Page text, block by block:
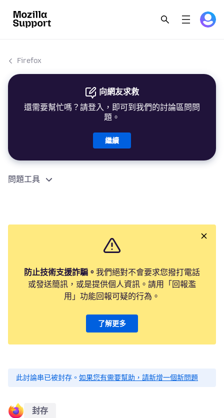
Firefox
向網友求救
還需要幫忙嗎？請登入，即可到我們的討論區問問
題。
繼續
問題工具
防止技術支援詐騙。 我們絕對不會要求您撥打電話
或發送簡訊，或是提供個人資訊。請用「回報濫
用」功能回報可疑的行為。
了解更多
此討論串已被封存。 如果您有需要幫助，請新增一個新問題
封存